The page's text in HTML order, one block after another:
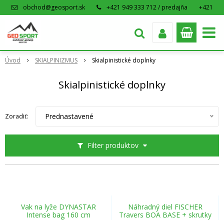
obchod@geosport.sk +421 949 333 712 / predajňa
+421
Úvod SKIALPINIZMUS Skialpinistické doplnky
Skialpinistické doplnky
Filter produktov
Zoradiť: Prednastavené
Vak na lyže DYNASTAR
Intense bag 160 cm
Náhradný diel FISCHER
Travers BOA BASE + skrutky